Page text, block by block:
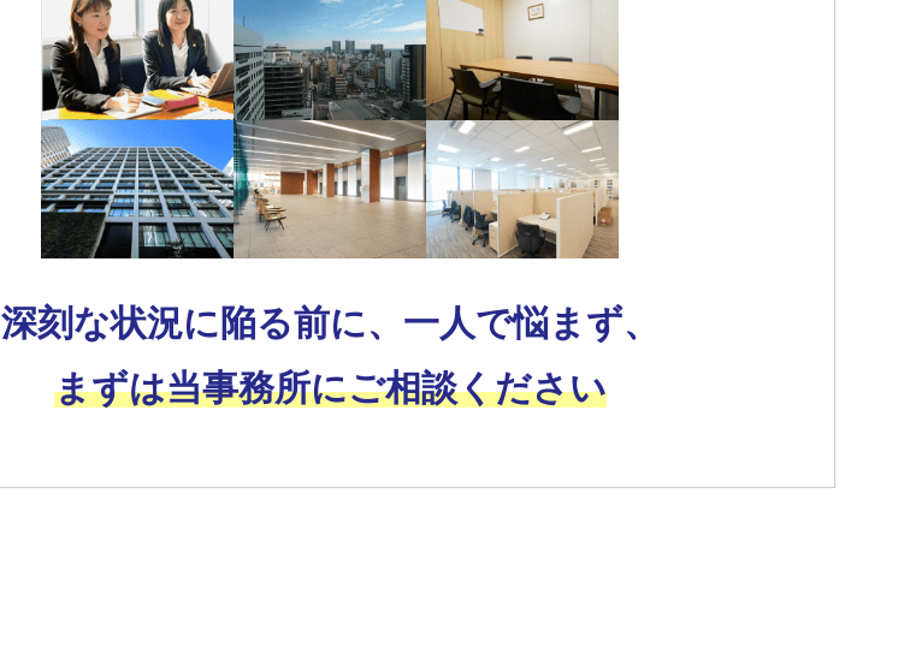
深刻な状況に陥る前に、一人で悩まず、
まずは当事務所にご相談ください